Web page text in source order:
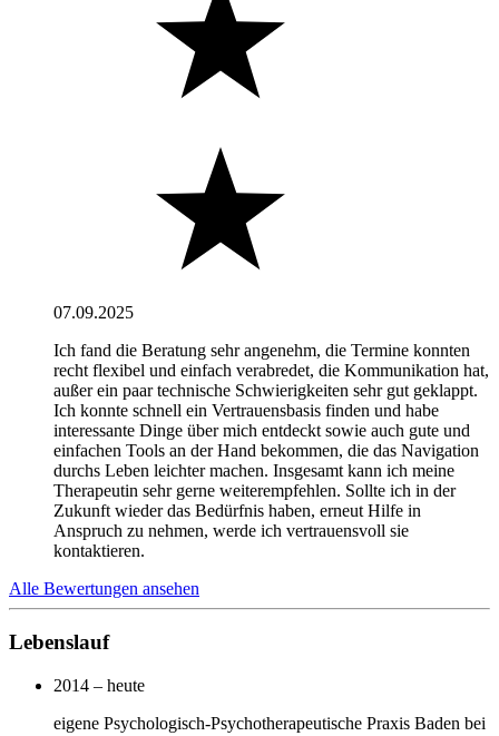
07.09.2025
Ich fand die Beratung sehr angenehm, die Termine konnten
recht flexibel und einfach verabredet, die Kommunikation hat,
außer ein paar technische Schwierigkeiten sehr gut geklappt.
Ich konnte schnell ein Vertrauensbasis finden und habe
interessante Dinge über mich entdeckt sowie auch gute und
einfachen Tools an der Hand bekommen, die das Navigation
durchs Leben leichter machen. Insgesamt kann ich meine
Therapeutin sehr gerne weiterempfehlen. Sollte ich in der
Zukunft wieder das Bedürfnis haben, erneut Hilfe in
Anspruch zu nehmen, werde ich vertrauensvoll sie
kontaktieren.
Alle Bewertungen ansehen
Lebenslauf
2014 – heute
eigene Psychologisch-Psychotherapeutische Praxis Baden bei